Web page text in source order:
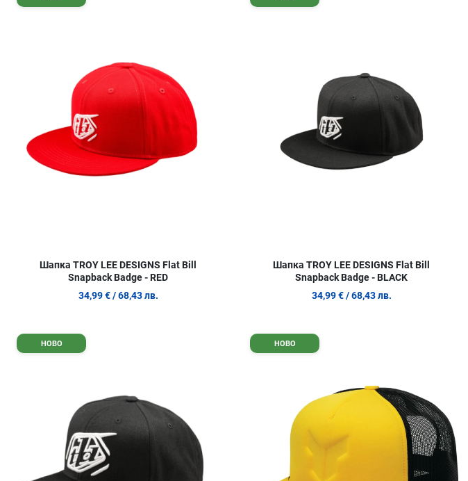
Шапка TROY LEE DESIGNS Flat Bill
Snapback Badge - RED
34,99 € / 68,43 лв.
Шапка TROY LEE DESIGNS Flat Bill
Snapback Badge - BLACK
34,99 € / 68,43 лв.
Добави в любими
НОВО Добави в любими
НОВО